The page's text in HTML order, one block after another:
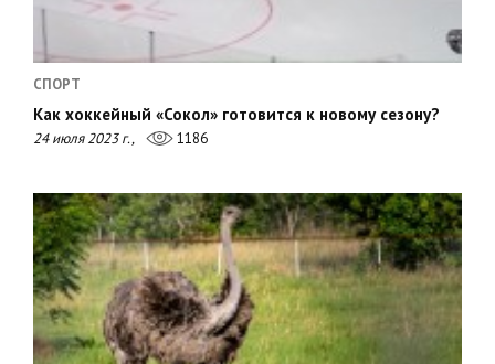
СПОРТ
Как хоккейный «Сокол» готовится к новому сезону?
24 июля 2023 г., 1186